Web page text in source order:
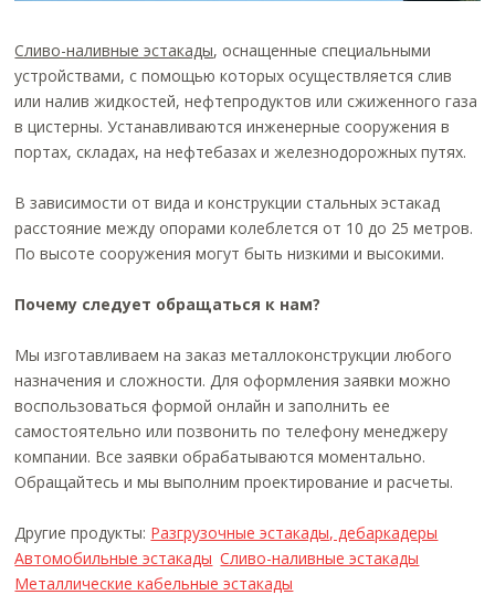
Сливо-наливные эстакады, оснащенные специальными
устройствами, с помощью которых осуществляется слив
или налив жидкостей, нефтепродуктов или сжиженного газа
в цистерны. Устанавливаются инженерные сооружения в
портах, складах, на нефтебазах и железнодорожных путях.
В зависимости от вида и конструкции стальных эстакад
расстояние между опорами колеблется от 10 до 25 метров.
По высоте сооружения могут быть низкими и высокими.
Почему следует обращаться к нам?
Мы изготавливаем на заказ металлоконструкции любого
назначения и сложности. Для оформления заявки можно
воспользоваться формой онлайн и заполнить ее
самостоятельно или позвонить по телефону менеджеру
компании. Все заявки обрабатываются моментально.
Обращайтесь и мы выполним проектирование и расчеты.
Другие продукты: Разгрузочные эстакады, дебаркадеры
Автомобильные эстакады Сливо-наливные эстакады
Металлические кабельные эстакады